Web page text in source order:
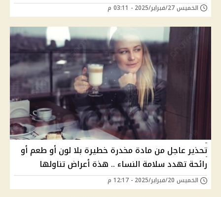
الخميس 27/فبراير/2025 - 03:11 م
تحذير عاجل من مادة مخدرة خطيرة بلا لون أو طعم أو
رائحة تهدد سلامة النساء .. هذة أعراض تناولها
الخميس 20/فبراير/2025 - 12:17 م